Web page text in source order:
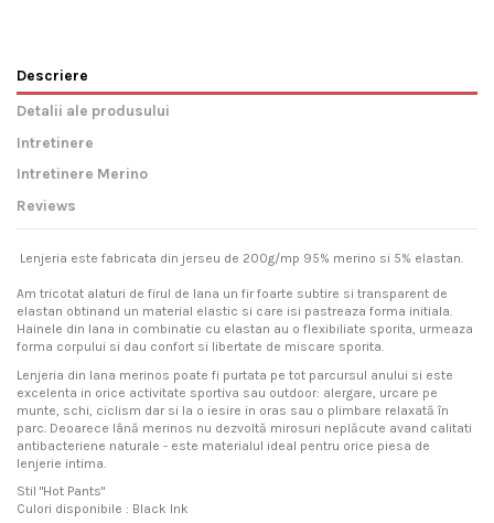
Descriere
Detalii ale produsului
Intretinere
Intretinere Merino
Reviews
Lenjeria este fabricata din jerseu de 200g/mp 95% merino si 5% elastan.
Am tricotat alaturi de firul de lana un fir foarte subtire si transparent de
elastan obtinand un material elastic si care isi pastreaza forma initiala.
Hainele din lana in combinatie cu elastan au o flexibiliate sporita, urmeaza
forma corpului si dau confort si libertate de miscare sporita.
Lenjeria din lana merinos poate fi purtata pe tot parcursul anului si este
excelenta in orice activitate sportiva sau outdoor: alergare, urcare pe
munte, schi, ciclism dar si la o iesire in oras sau o plimbare relaxată în
parc. Deoarece lână merinos nu dezvoltă mirosuri neplăcute avand calitati
antibacteriene naturale - este materialul ideal pentru orice piesa de
lenjerie intima.
Stil "Hot Pants"
Culori disponibile : Black Ink